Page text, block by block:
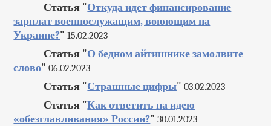
Статья "Откуда идет финансирование
зарплат военнослужащим, воюющим на
Украине?" 15.02.2023
Статья "О бедном айтишнике замолвите
слово" 06.02.2023
Статья "Страшные цифры" 03.02.2023
Статья "Как ответить на идею
«обезглавливания» России?" 30.01.2023